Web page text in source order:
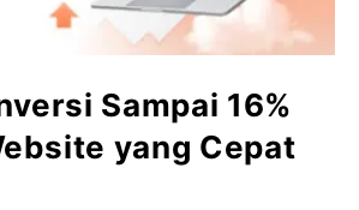
Sampai 16%
yang Cepat